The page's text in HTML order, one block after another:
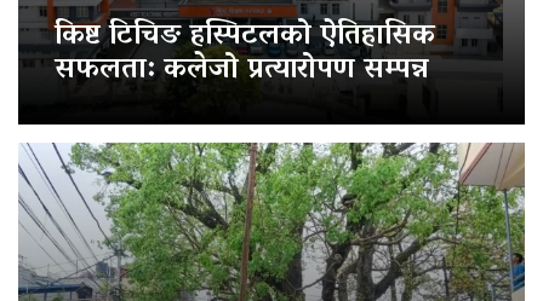
किष्ट टिचिङ हस्पिटलको ऐतिहासिक
सफलता: कलेजो प्रत्यारोपण सम्पन्न